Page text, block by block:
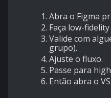
Abra o Figma
Faça low-
Valide com
grupo).
Ajuste o fluxo.
Passe para
Então abra o